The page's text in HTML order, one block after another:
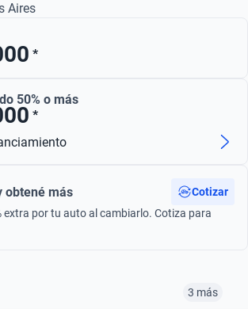
Aires
*
50% o más
*
obtené más
Cotizar
extra por tu auto al cambiarlo. Cotiza para
3 más